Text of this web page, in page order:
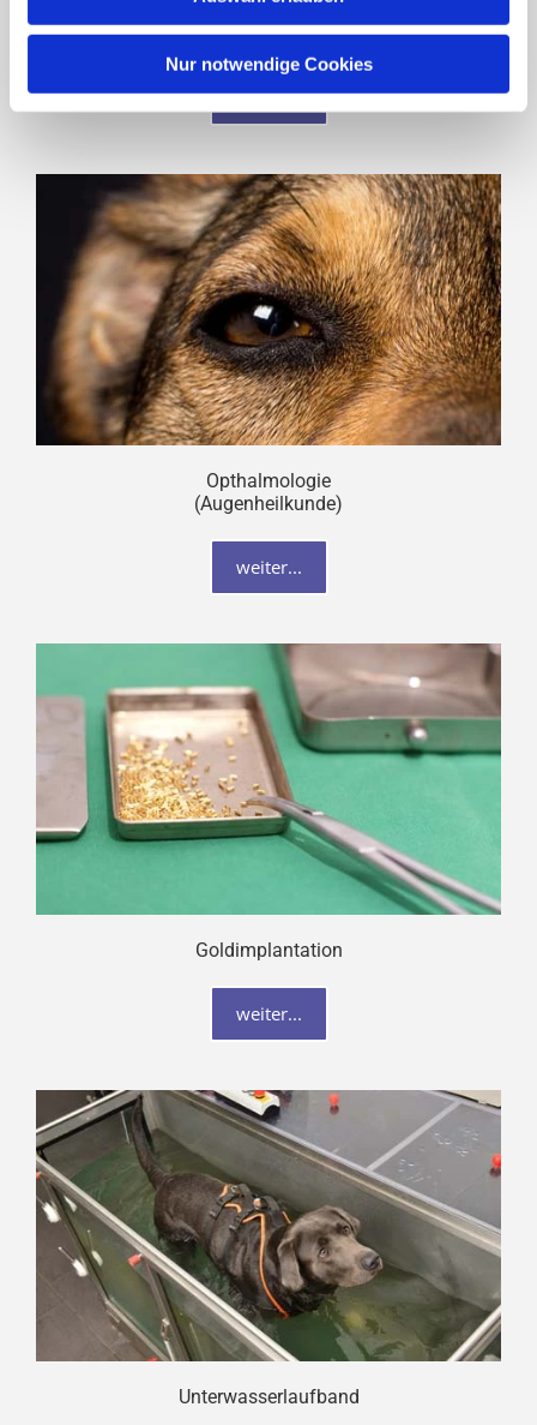
Nur notwendige Cookies
(Hauterkrankungen)
weiter...
Opthalmologie
(Augenheilkunde)
weiter...
Goldimplantation
weiter...
Unterwasserlaufband